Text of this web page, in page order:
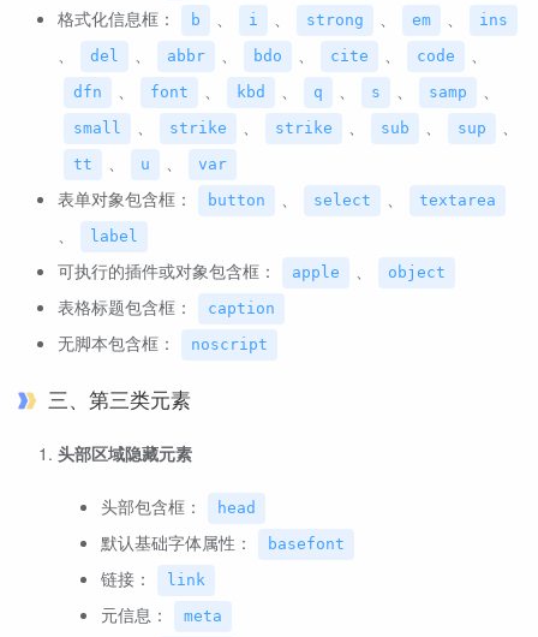
格式化信息框： b 、 i 、 strong 、 em 、 ins
、 del 、 abbr 、 bdo 、 cite 、 code 、
dfn 、 font 、 kbd 、 q 、 s 、 samp 、
small 、 strike 、 strike 、 sub 、 sup 、
tt 、 u 、 var
表单对象包含框： button 、 select 、 textarea
、 label
可执行的插件或对象包含框： apple 、 object
表格标题包含框： caption
无脚本包含框： noscript
三、第三类元素
头部区域隐藏元素
头部包含框： head
默认基础字体属性： basefont
链接： link
元信息： meta